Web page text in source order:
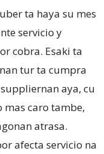
ta haya su mes
servicio y
cobra. Esaki ta
tur ta cumpra
aya, cu
mas caro tambe,
atrasa.
afecta servicio na